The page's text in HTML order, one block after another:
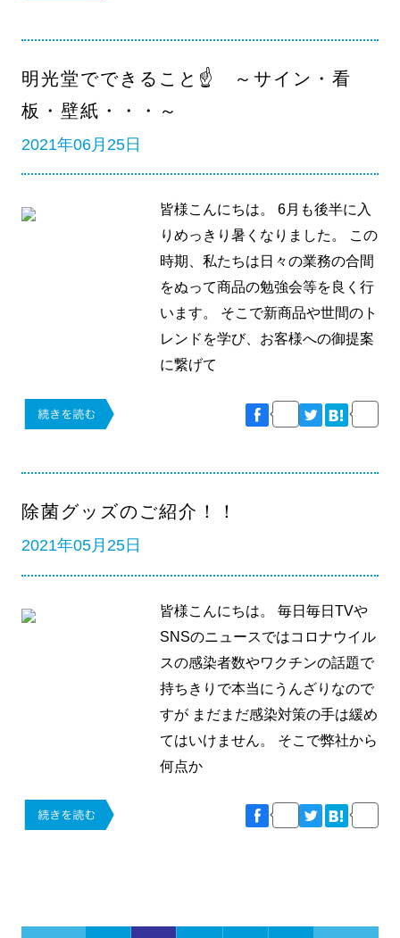
明光堂でできること☝ ～サイン・看
板・壁紙・・・～
2021年06月25日
皆様こんにちは。 6月も後半に入
りめっきり暑くなりました。 この
時期、私たちは日々の業務の合間
をぬって商品の勉強会等を良く行
います。 そこで新商品や世間のト
レンドを学び、お客様への御提案
に繋げて
除菌グッズのご紹介！！
2021年05月25日
皆様こんにちは。 毎日毎日TVや
SNSのニュースではコロナウイル
スの感染者数やワクチンの話題で
持ちきりで本当にうんざりなので
すが まだまだ感染対策の手は緩め
てはいけません。 そこで弊社から
何点か